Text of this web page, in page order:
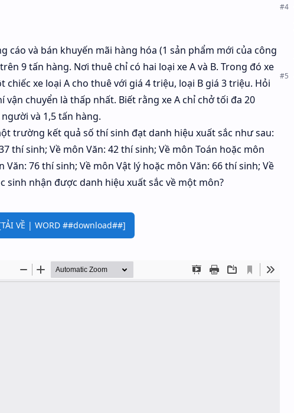
và bán khuyến mãi hàng hóa (1 sản phẩm mới của công
9 tấn hàng. Nơi thuê chỉ có hai loại xe A và B. Trong đó xe
chiếc xe loại A cho thuê với giá 4 triệu, loại B giá 3 triệu. Hỏi
chuyển là thấp nhất. Biết rằng xe A chỉ chở tối đa 20
và 1,5 tấn hàng.
trường kết quả số thí sinh đạt danh hiệu xuất sắc như sau:
thí sinh; Về môn Văn: 42 thí sinh; Về môn Toán hoặc môn
76 thí sinh; Về môn Vật lý hoặc môn Văn: 66 thí sinh; Về
sinh nhận được danh hiệu xuất sắc về một môn?
VỀ | WORD ##download##]